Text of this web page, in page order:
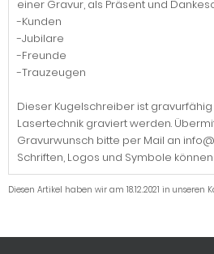
einer Gravur, als Präsent und
-Kunden
-Jubilare
-Freunde
-Trauzeugen
Dieser Kugelschreiber ist
Lasertechnik graviert werden.
Gravurwunsch bitte per Mail an
Schriften, Logos und Symbole
Diesen Artikel haben wir am 18.12.2021 in